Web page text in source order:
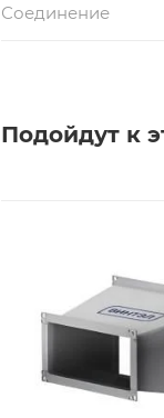
Соединение
Подойдут к